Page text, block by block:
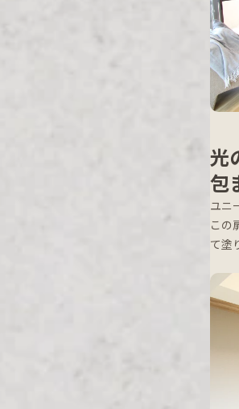
光
包
ユニ
この
て塗